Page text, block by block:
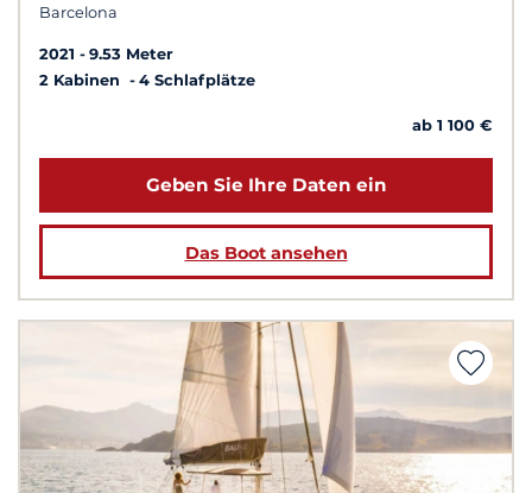
Barcelona
2021
9.53 Meter
2 Kabinen
4 Schlafplätze
ab 1 100 €
Geben Sie Ihre Daten ein
Das Boot ansehen